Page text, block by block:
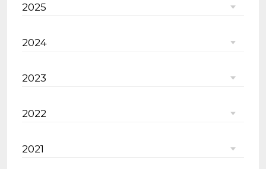
2025
2024
2023
2022
2021